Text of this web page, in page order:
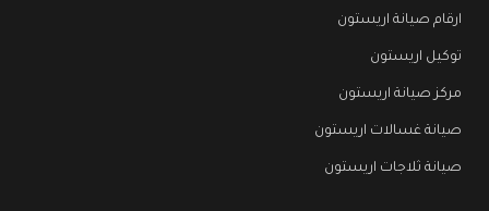
ارقام صيانة اريستون
توكيل اريستون
مركز صيانة اريستون
صيانة غسالات اريستون
صيانة ثلاجات اريستون